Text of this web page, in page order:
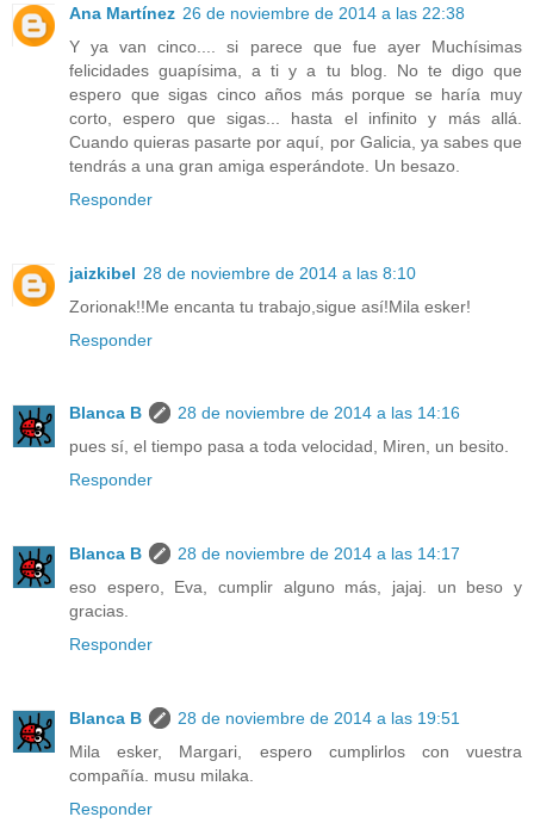
Ana Martínez 26 de noviembre de 2014 a las 22:38
Y ya van cinco.... si parece que fue ayer Muchísimas
felicidades guapísima, a ti y a tu blog. No te digo que
espero que sigas cinco años más porque se haría muy
corto, espero que sigas... hasta el infinito y más allá.
Cuando quieras pasarte por aquí, por Galicia, ya sabes que
tendrás a una gran amiga esperándote. Un besazo.
Responder
jaizkibel 28 de noviembre de 2014 a las 8:10
Zorionak!!Me encanta tu trabajo,sigue así!Mila esker!
Responder
Blanca B
28 de noviembre de 2014 a las 14:16
pues sí, el tiempo pasa a toda velocidad, Miren, un besito.
Responder
Blanca B
28 de noviembre de 2014 a las 14:17
eso espero, Eva, cumplir alguno más, jajaj. un beso y
gracias.
Responder
Blanca B
28 de noviembre de 2014 a las 19:51
Mila esker, Margari, espero cumplirlos con vuestra
compañía. musu milaka.
Responder